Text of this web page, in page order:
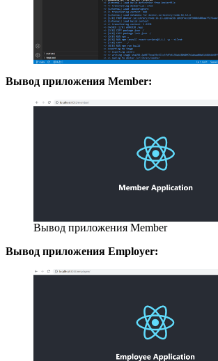
Вывод приложения Member:
Вывод приложения Member
Вывод приложения Employer: